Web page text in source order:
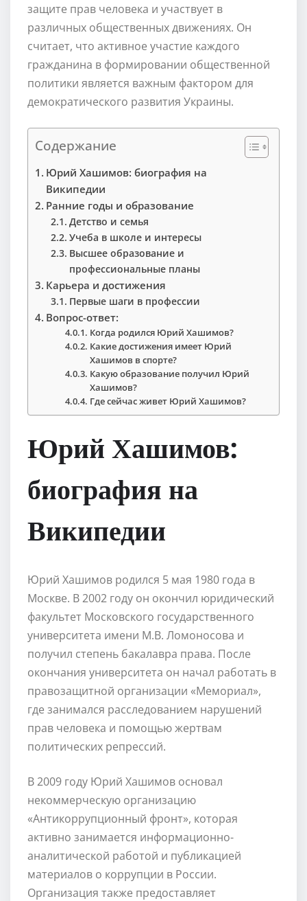
защите прав человека и участвует в
различных общественных движениях. Он
считает, что активное участие каждого
гражданина в формировании общественной
политики является важным фактором для
демократического развития Украины.
Содержание
Юрий Хашимов: биография на
Википедии
Ранние годы и образование
Детство и семья
Учеба в школе и интересы
Высшее образование и
профессиональные планы
Карьера и достижения
Первые шаги в профессии
Вопрос-ответ:
Когда родился Юрий Хашимов?
Какие достижения имеет Юрий
Хашимов в спорте?
Какую образование получил Юрий
Хашимов?
Где сейчас живет Юрий Хашимов?
Юрий Хашимов:
биография на
Википедии
Юрий Хашимов родился 5 мая 1980 года в
Москве. В 2002 году он окончил юридический
факультет Московского государственного
университета имени М.В. Ломоносова и
получил степень бакалавра права. После
окончания университета он начал работать в
правозащитной организации «Мемориал»,
где занимался расследованием нарушений
прав человека и помощью жертвам
политических репрессий.
В 2009 году Юрий Хашимов основал
некоммерческую организацию
«Антикоррупционный фронт», которая
активно занимается информационно-
аналитической работой и публикацией
материалов о коррупции в России.
Организация также предоставляет